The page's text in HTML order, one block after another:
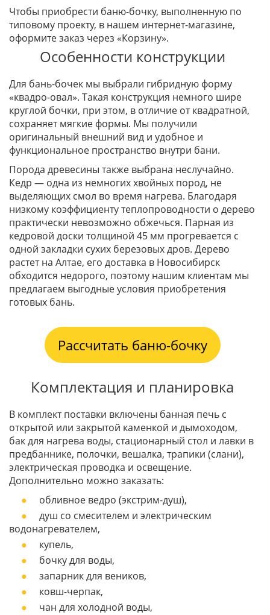
Чтобы приобрести баню-бочку, выполненную по
типовому проекту, в нашем интернет-магазине,
оформите заказ через «Корзину».
Особенности конструкции
Для бань-бочек мы выбрали гибридную форму
«квадро-овал». Такая конструкция немного шире
круглой бочки, при этом, в отличие от квадратной,
сохраняет мягкие формы. Мы получили
оригинальный внешний вид и удобное и
функциональное пространство внутри бани.
Порода древесины также выбрана неслучайно.
Кедр — одна из немногих хвойных пород, не
выделяющих смол во время нагрева. Благодаря
низкому коэффициенту теплопроводности о дерево
практически невозможно обжечься. Парная из
кедровой доски толщиной 45 мм прогревается с
одной закладки сухих березовых дров. Дерево
растет на Алтае, его доставка в Новосибирск
обходится недорого, поэтому нашим клиентам мы
предлагаем выгодные условия приобретения
готовых бань.
Рассчитать баню-бочку
Комплектация и планировка
В комплект поставки включены банная печь с
открытой или закрытой каменкой и дымоходом,
бак для нагрева воды, стационарный стол и лавки в
предбаннике, полочки, вешалка, трапики (слани),
электрическая проводка и освещение.
Дополнительно можно заказать:
обливное ведро (экстрим-душ),
душ со смесителем и электрическим
водонагревателем,
купель,
бочку для воды,
запарник для веников,
ковш-черпак,
чан для холодной воды,